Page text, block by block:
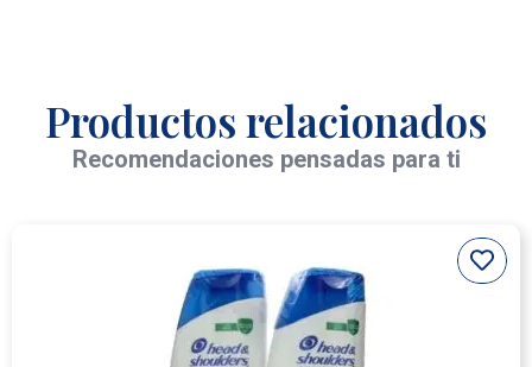
Productos relacionados
Recomendaciones pensadas para ti